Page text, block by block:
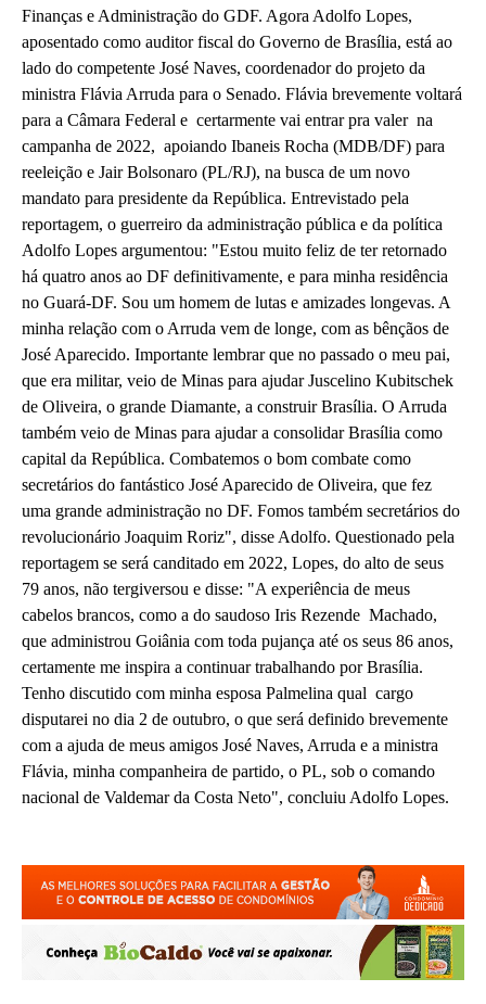
Finanças e Administração do GDF. Agora Adolfo Lopes,
aposentado como auditor fiscal do Governo de Brasília, está ao
lado do competente José Naves, coordenador do projeto da
ministra Flávia Arruda para o Senado. Flávia brevemente voltará
para a Câmara Federal e certarmente vai entrar pra valer na
campanha de 2022, apoiando Ibaneis Rocha (MDB/DF) para
reeleição e Jair Bolsonaro (PL/RJ), na busca de um novo
mandato para presidente da República. Entrevistado pela
reportagem, o guerreiro da administração pública e da política
Adolfo Lopes argumentou: "Estou muito feliz de ter retornado
há quatro anos ao DF definitivamente, e para minha residência
no Guará-DF. Sou um homem de lutas e amizades longevas. A
minha relação com o Arruda vem de longe, com as bênçãos de
José Aparecido. Importante lembrar que no passado o meu pai,
que era militar, veio de Minas para ajudar Juscelino Kubitschek
de Oliveira, o grande Diamante, a construir Brasília. O Arruda
também veio de Minas para ajudar a consolidar Brasília como
capital da República. Combatemos o bom combate como
secretários do fantástico José Aparecido de Oliveira, que fez
uma grande administração no DF. Fomos também secretários do
revolucionário Joaquim Roriz", disse Adolfo. Questionado pela
reportagem se será canditado em 2022, Lopes, do alto de seus
79 anos, não tergiversou e disse: "A experiência de meus
cabelos brancos, como a do saudoso Iris Rezende Machado,
que administrou Goiânia com toda pujança até os seus 86 anos,
certamente me inspira a continuar trabalhando por Brasília.
Tenho discutido com minha esposa Palmelina qual cargo
disputarei no dia 2 de outubro, o que será definido brevemente
com a ajuda de meus amigos José Naves, Arruda e a ministra
Flávia, minha companheira de partido, o PL, sob o comando
nacional de Valdemar da Costa Neto", concluiu Adolfo Lopes.